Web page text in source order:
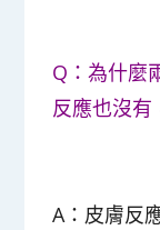
Q：為什麼
反應也沒有
A：皮膚反